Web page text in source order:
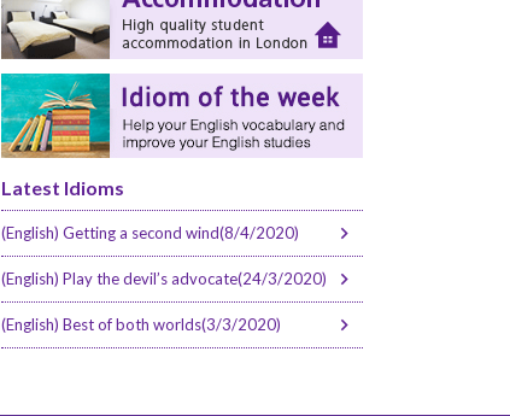
Latest Idioms
(English) Getting a second wind(8/4/2020)
(English) Play the devil’s advocate(24/3/2020)
(English) Best of both worlds(3/3/2020)